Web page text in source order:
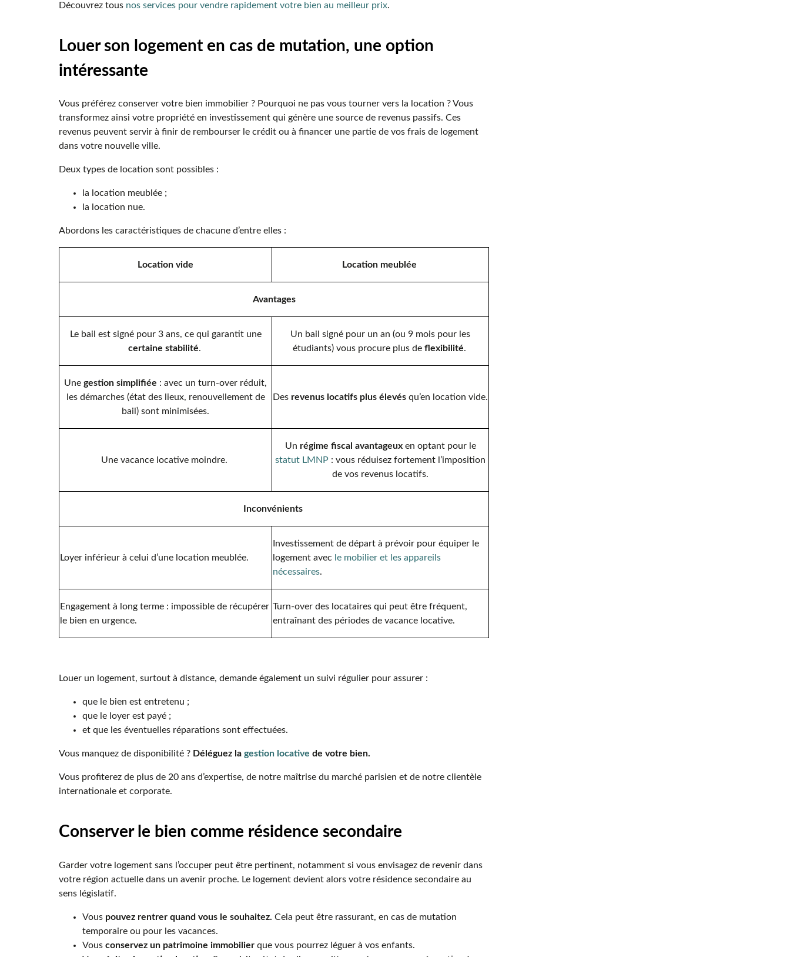
Découvrez tous nos services pour vendre rapidement votre bien au meilleur prix.
Louer son logement en cas de mutation, une option
intéressante
Vous préférez conserver votre bien immobilier ? Pourquoi ne pas vous tourner vers la location ? Vous
transformez ainsi votre propriété en investissement qui génère une source de revenus passifs. Ces
revenus peuvent servir à finir de rembourser le crédit ou à financer une partie de vos frais de logement
dans votre nouvelle ville.
Deux types de location sont possibles :
la location meublée ;
la location nue.
Abordons les caractéristiques de chacune d’entre elles :
Location vide Location meublée
Avantages
Le bail est signé pour 3 ans, ce qui garantit une
certaine stabilité.
Un bail signé pour un an (ou 9 mois pour les
étudiants) vous procure plus deflexibilité.
Unegestion simplifiée : avec un turn-over réduit,
les démarches (état des lieux, renouvellement de
bail) sont minimisées.
Des revenus locatifs plus élevés qu’en location vide.
Une vacance locative moindre.
Un régime fiscal avantageuxen optant pour le
statut LMNP : vous réduisez fortement l’imposition
de vos revenus locatifs.
Inconvénients
Loyer inférieur à celui d’une location meublée.
Investissement de départ à prévoir pour équiper le
logement avec le mobilier et les appareils
nécessaires.
Engagement à long terme : impossible de récupérer
le bien en urgence.
Turn-over des locataires qui peut être fréquent,
entraînant des périodes de vacance locative.
Louer un logement, surtout à distance, demande également un suivi régulier pour assurer :
que le bien est entretenu ;
que le loyer est payé ;
et que les éventuelles réparations sont effectuées.
Vous manquez de disponibilité ? Déléguez la gestion locative de votre bien.
Vous profiterez de plus de 20 ans d’expertise, de notre maîtrise du marché parisien et de notre clientèle
internationale et corporate.
Conserver le bien comme résidence secondaire
Garder votre logement sans l’occuper peut être pertinent, notamment si vous envisagez de revenir dans
votre région actuelle dans un avenir proche. Le logement devient alors votre résidence secondaire au
sens législatif.
Vous pouvez rentrer quand vous le souhaitez. Cela peut être rassurant, en cas de mutation
temporaire ou pour les vacances.
Vous conservez un patrimoine immobilier que vous pourrez léguer à vos enfants.